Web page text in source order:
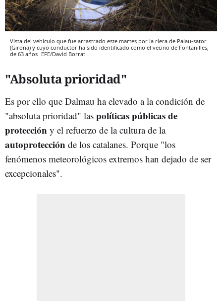
Vista del vehículo que fue arrastrado este martes por la riera de Palau-sator
(Girona) y cuyo conductor ha sido identificado como el vecino de Fontanilles,
de 63 años EFE/David Borrat
"Absoluta prioridad"
Es por ello que Dalmau ha elevado a la condición de
"absoluta prioridad" las políticas públicas de
protección y el refuerzo de la cultura de la
autoprotección de los catalanes. Porque "los
fenómenos meteorológicos extremos han dejado de ser
excepcionales".